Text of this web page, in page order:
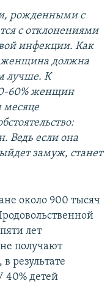
рожденными с
с отклонениями
инфекции. Как
женщина должна
лучше. К
60% женщин
месяце
Ведь если она
замуж, станет
около 900 тысяч
лет
получают
результате
40% детей